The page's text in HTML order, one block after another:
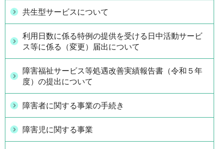
共生型サービスについて
利用日数に係る特例の提供を受ける日中活動サービ
ス等に係る（変更）届出について
障害福祉サービス等処遇改善実績報告書（令和５年
度）の提出について
障害者に関する事業の手続き
障害児に関する事業